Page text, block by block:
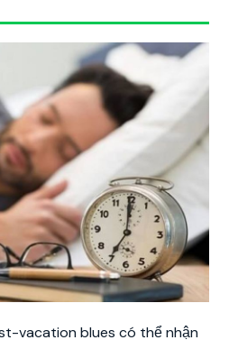
vacation blues có thể nhận